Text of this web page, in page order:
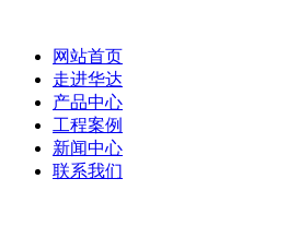
网站首页
走进华达
产品中心
工程案例
新闻中心
联系我们